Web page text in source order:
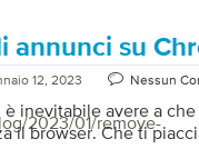
puoi
frustrante avere
quando si utilizza
abbiamo creato ti
2023/01/remove-
annunci su
12, 2023 Nessun
è inevitabile avere a
il browser. Che ti